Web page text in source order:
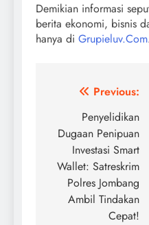
Demikian informasi
berita ekonomi, bisnis
hanya di Grupieluv.Com
NavigasiPrevious:
Penyelidikan
Dugaan Penipuan
Investasi Smart
Wallet: Satreskrim
Polres Jombang
Ambil Tindakan
Cepat!